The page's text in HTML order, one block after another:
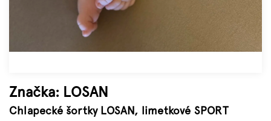
Značka: LOSAN
Chlapecké šortky LOSAN, limetkové SPORT